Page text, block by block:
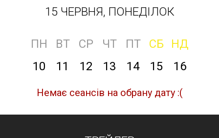
15 ЧЕРВНЯ, ПОНЕДІЛОК
ПН ВТ СР ЧТ ПТ СБ
НД
10
11 12 13 14 15 16
Немає сеансів на обрану дату :(